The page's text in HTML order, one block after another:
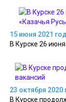
15 июня 2021
В Курске 26
23 октября 2020
В Курске